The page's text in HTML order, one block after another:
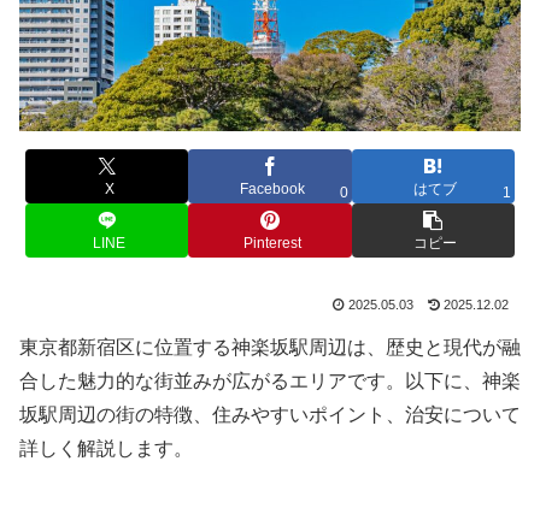
X Facebook 0 はてブ 1
LINE Pinterest コピー
2025.05.03 2025.12.02
東京都新宿区に位置する神楽坂駅周辺は、歴史と現代が融
合した魅力的な街並みが広がるエリアです。以下に、神楽
坂駅周辺の街の特徴、住みやすいポイント、治安について
詳しく解説します。